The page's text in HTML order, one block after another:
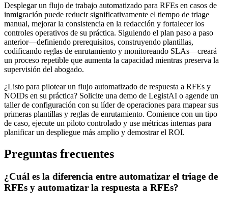
Desplegar un flujo de trabajo automatizado para RFEs en casos de
inmigración puede reducir significativamente el tiempo de triage
manual, mejorar la consistencia en la redacción y fortalecer los
controles operativos de su práctica. Siguiendo el plan paso a paso
anterior—definiendo prerequisitos, construyendo plantillas,
codificando reglas de enrutamiento y monitoreando SLAs—creará
un proceso repetible que aumenta la capacidad mientras preserva la
supervisión del abogado.
¿Listo para pilotear un flujo automatizado de respuesta a RFEs y
NOIDs en su práctica? Solicite una demo de LegistAI o agende un
taller de configuración con su líder de operaciones para mapear sus
primeras plantillas y reglas de enrutamiento. Comience con un tipo
de caso, ejecute un piloto controlado y use métricas internas para
planificar un despliegue más amplio y demostrar el ROI.
Preguntas frecuentes
¿Cuál es la diferencia entre automatizar el triage de
RFEs y automatizar la respuesta a RFEs?